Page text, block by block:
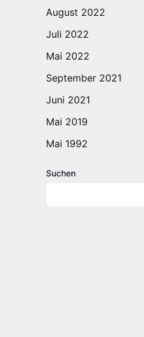
August 2022
Juli 2022
Mai 2022
September 2021
Juni 2021
Mai 2019
Mai 1992
Suchen